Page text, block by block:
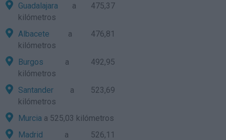
Guadalajara a 475,37
kilómetros
Albacete a 476,81
kilómetros
Burgos a 492,95
kilómetros
Santander a 523,69
kilómetros
Murcia a 525,03 kilómetros
Madrid a 526,11